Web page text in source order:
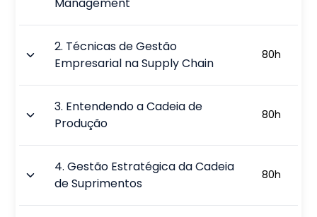
2. Técnicas de Gestão
Empresarial na Supply Chain
80h
3. Entendendo a Cadeia de
Produção
80h
4.Gestão Estratégica da Cadeia
de Suprimentos
80h